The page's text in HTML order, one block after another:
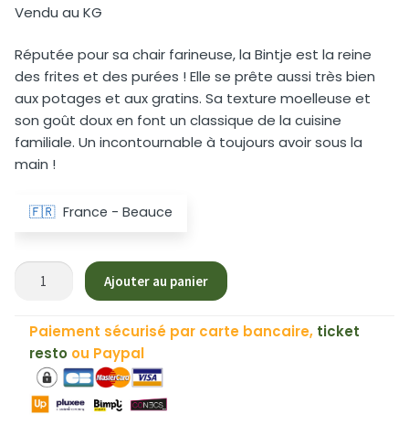
Vendu au KG
Réputée pour sa chair farineuse, la Bintje est la reine
des frites et des purées ! Elle se prête aussi très bien
aux potages et aux gratins. Sa texture moelleuse et
son goût doux en font un classique de la cuisine
familiale. Un incontournable à toujours avoir sous la
main !
🇫🇷 France - Beauce
quantité
de
Terre
"Bintje"
Ajouter au panier
Paiement sécurisé par carte bancaire, ticket
resto ou Paypal